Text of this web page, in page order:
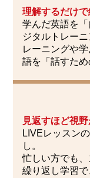
理解するだけで
学んだ英語を
ジタルトレーニ
レーニングや
語を「話すため
見返すほど視
LIVEレッスン
し。
忙しい方でも
繰り返し学習で